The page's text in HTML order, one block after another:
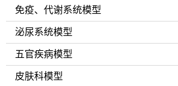
免疫、代谢系统模型
泌尿系统模型
五官疾病模型
皮肤科模型